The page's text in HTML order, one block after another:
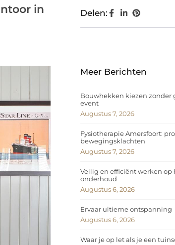
in
Delen:
Meer Berichten
Bouwhekken kiezen zonder
event
Augustus 7, 2026
Fysiotherapie Amersfoort:
bewegingsklachten
Augustus 7, 2026
Veilig en efficiënt werken
onderhoud
Augustus 6, 2026
Ervaar ultieme ontspanning
Augustus 6, 2026
Waar je op let als je een